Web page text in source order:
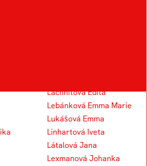
Lachnitová Edita
Lebánková Emma Marie
Lukášová Emma
Linhartová Iveta
Látalová Jana
Lexmanová Johanka